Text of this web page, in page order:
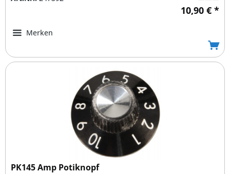
10,90 € *
Merken
PK145 Amp Potiknopf